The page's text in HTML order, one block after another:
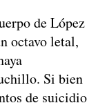
de López
octavo letal,
Si bien
de suicidio